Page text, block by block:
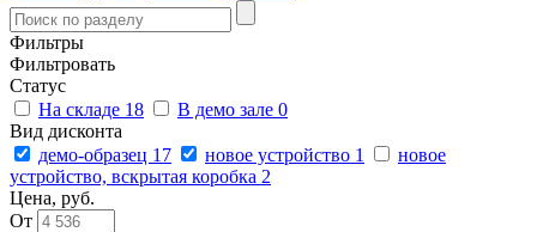
Фильтры
Фильтровать
Статус
На складе 18 В демо зале 0
Вид дисконта
демо-образец 17 новое устройство 1
новое
устройство, вскрытая коробка 2
Цена, руб.
От